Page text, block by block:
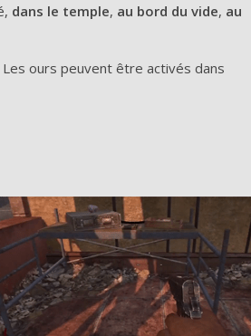
dans le temple, au bord du vide, au
Les ours peuvent être activés dans